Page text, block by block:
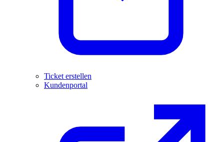
Ticket erstellen
Kundenportal